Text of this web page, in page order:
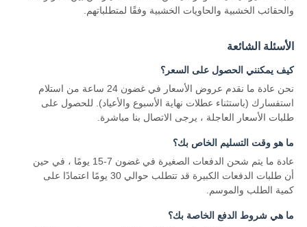
والحقائب الخشبية والحاويات الخشبية وفقًا لمتطلباتهم.
الأسئلة الشائعة
كيف يمكنني الحصول على السعر؟
نحن عادة ما نقدم عروض الأسعار في غضون 24 ساعة من استلام
استفسارك (باستثناء عطلات نهاية الأسبوع والأعياد). للحصول على
طلبات الأسعار العاجلة ، يرجى الاتصال بنا مباشرة.
ما هو وقت التسليم الخاص بك؟
عادة ما يتم شحن الدفعات الصغيرة في غضون 7-15 يومًا ، في حين
أن طلبات الدفعات الكبيرة قد تتطلب حوالي 30 يومًا اعتمادًا على
كمية الطلب والموسم.
ما هي شروط الدفع الخاصة بك؟